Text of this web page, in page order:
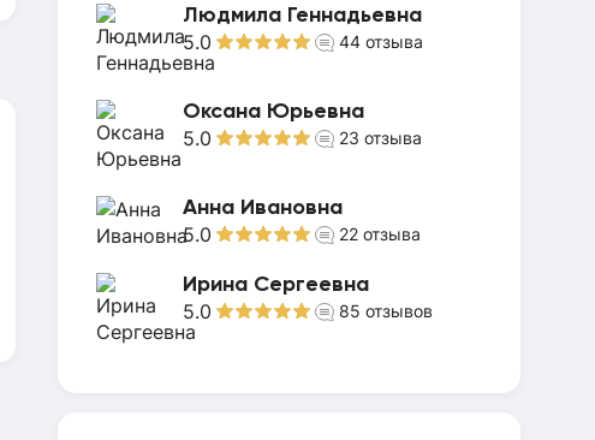
Людмила Геннадьевна
5.0 44 отзыва
Оксана Юрьевна
5.0 23 отзыва
Анна Ивановна
5.0 22 отзыва
Ирина Сергеевна
5.0 85 отзывов